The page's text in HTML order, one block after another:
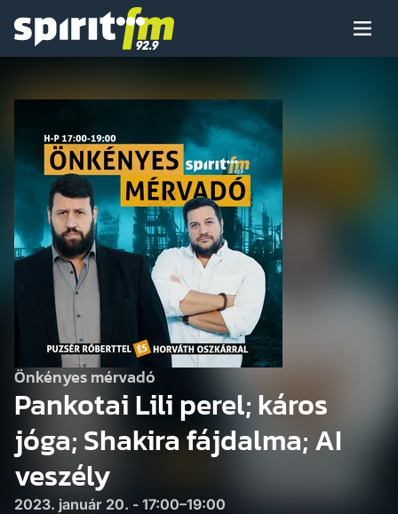
Spirit
Menü
Műsoraink
Arcaink
Műsor
Hírek
Önkényes mérvadó
Pankotai Lili perel; káros
jóga; Shakira fájdalma; AI
veszély
2023. január 20. - 17:00–19:00